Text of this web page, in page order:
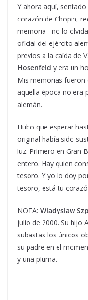
Y ahora aquí,
corazón de Chopin,
memoria –no lo
oficial del ejército
previos a la caída de
Hosenfeld y era un
Mis memorias fueron
aquella época no era
alemán.
Hubo que esperar
original había sido
luz. Primero en Gran
entero. Hay quien
tesoro. Y yo lo doy
tesoro, está tu
NOTA: Wladyslaw
julio de 2000. Su hijo
subastas los únicos
su padre en el
y una pluma.